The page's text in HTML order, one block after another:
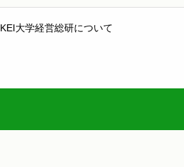
KEI大学経営総研について